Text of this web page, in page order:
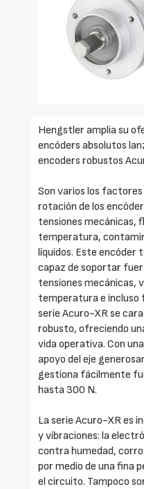
Hengstler amplia su
encóders absolutos
encoders robustos
Son varios los
rotación de los
tensiones mecánicas,
temperatura,
líquidos. Este encóder
capaz de soportar
tensiones mecánicas,
temperatura e incluso
serie Acuro-XR se
robusto, ofreciendo
vida operativa. Con
apoyo del eje
gestiona fácilmente
hasta 300 N.
La serie Acuro-XR es
y vibraciones: la
contra humedad,
por medio de una fina
el circuito. Tampoco